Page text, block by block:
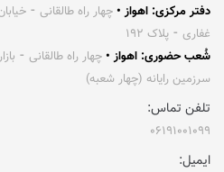
دفتر مرکزی: اهواز • چهار راه طالقانی ⁃
غفاری ⁃ پلاک ۱۹۲
شُعب حضوری: اهواز • چهار راه طالقانی ⁃
سرزمین رایانه (چهار شعبه)
تلفن تماس:
۰۶۱۹۱۰۰۱۰۹۹
ایمیل: